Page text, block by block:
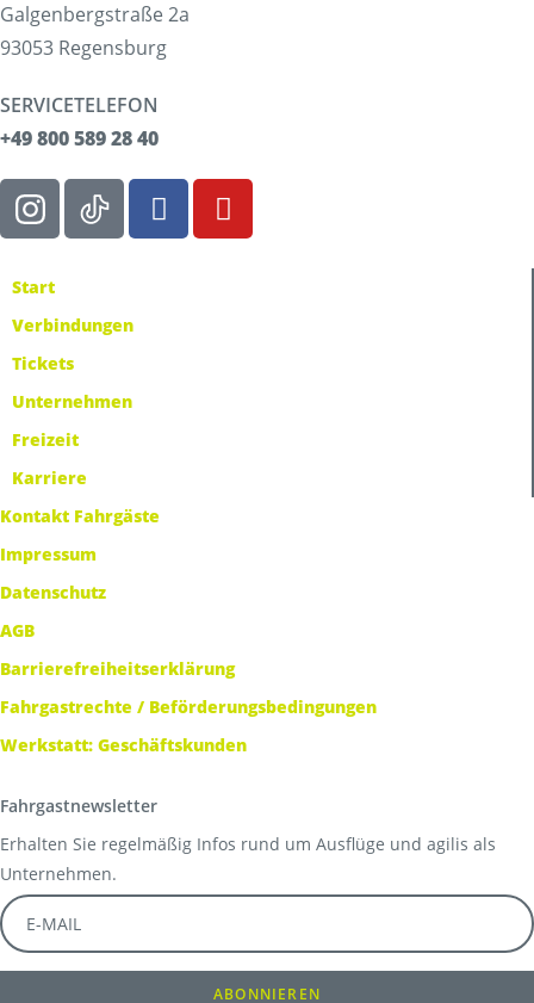
Galgenbergstraße 2a
93053 Regensburg
SERVICETELEFON
+49 800 589 28 40
Start
Verbindungen
Tickets
Unternehmen
Freizeit
Karriere
Kontakt Fahrgäste
Impressum
Datenschutz
AGB
Barrierefreiheitserklärung
Fahrgastrechte / Beförderungsbedingungen
Werkstatt: Geschäftskunden
Fahrgastnewsletter
Erhalten Sie regelmäßig Infos rund um Ausflüge und agilis als
Unternehmen.